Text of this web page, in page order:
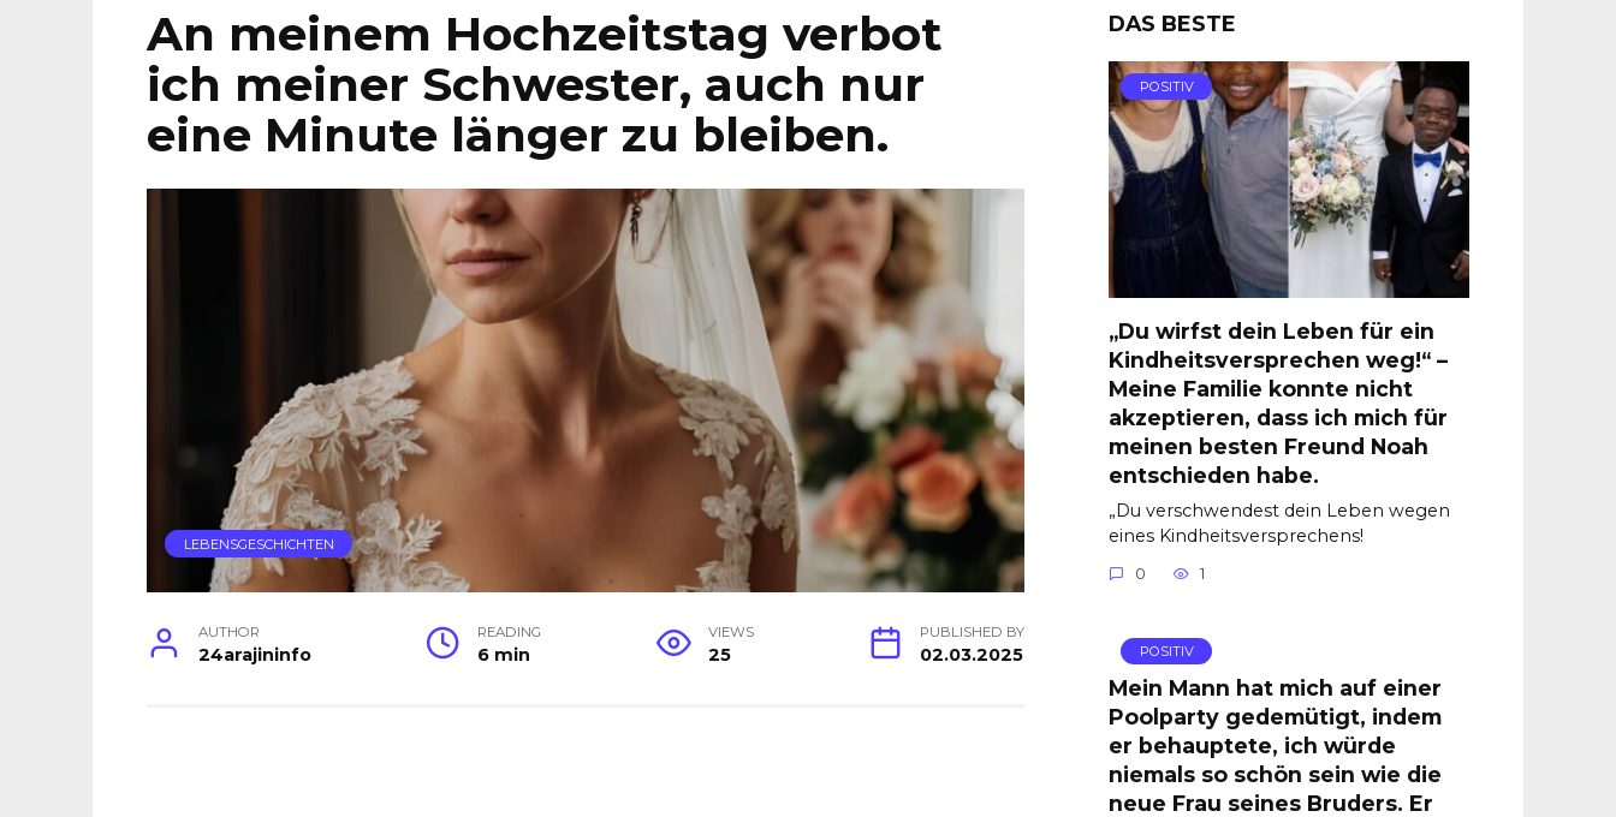
An meinem Hochzeitstag verbot
ich meiner Schwester, auch nur
eine Minute länger zu bleiben.
LEBENSGESCHICHTEN
AUTHOR
24arajininfo
READING
6 min
VIEWS
25
PUBLISHED BY
02.03.2025
DAS BESTE
POSITIV
„Du wirfst dein Leben für ein
Kindheitsversprechen weg!“ –
Meine Familie konnte nicht
akzeptieren, dass ich mich für
meinen besten Freund Noah
entschieden habe.
„Du verschwendest dein Leben wegen
eines Kindheitsversprechens!
0 1
POSITIV
Mein Mann hat mich auf einer
Poolparty gedemütigt, indem
er behauptete, ich würde
niemals so schön sein wie die
neue Frau seines Bruders. Er